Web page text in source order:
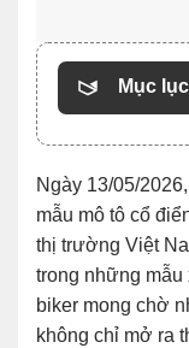
Mục lục
Ngày 13/05/2026,
mẫu mô tô cổ
thị trường Việt
trong những
biker mong chờ
không chỉ mở ra